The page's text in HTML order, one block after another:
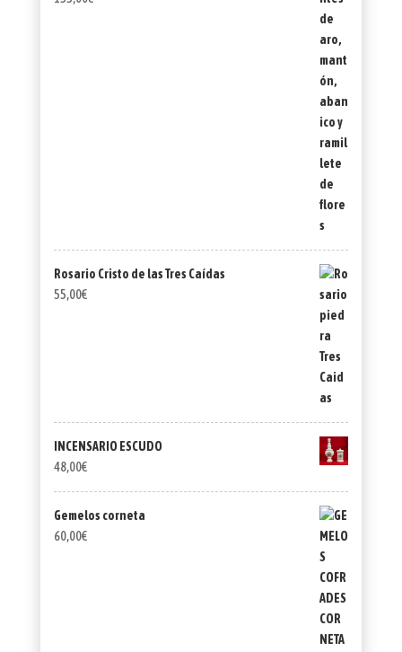
Rosario Cristo de las Tres Caídas
55,00€
INCENSARIO ESCUDO
48,00€
Gemelos corneta
60,00€